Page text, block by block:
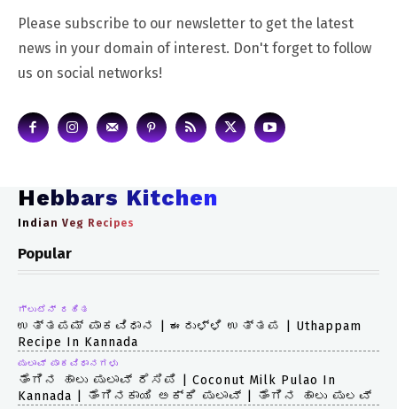
Please subscribe to our newsletter to get the latest
news in your domain of interest. Don't forget to follow
us on social networks!
Hebbars Kitchen
Indian Veg Recipes
Popular
ಗ್ಲುಟೆನ್ ರಹಿತ
ಉತ್ತಪಮ್ ಪಾಕವಿಧಾನ | ಈರುಳ್ಳಿ ಉತ್ತಪ | Uthappam
Recipe In Kannada
ಪುಲಾವ್ ಪಾಕವಿಧಾನಗಳು
ತೆಂಗಿನ ಹಾಲು ಪುಲಾವ್ ರೆಸಿಪಿ | Coconut Milk Pulao In
Kannada | ತೆಂಗಿನಕಾಯಿ ಅಕ್ಕಿ ಪುಲಾವ್ | ತೆಂಗಿನ ಹಾಲು ಪುಲವ್